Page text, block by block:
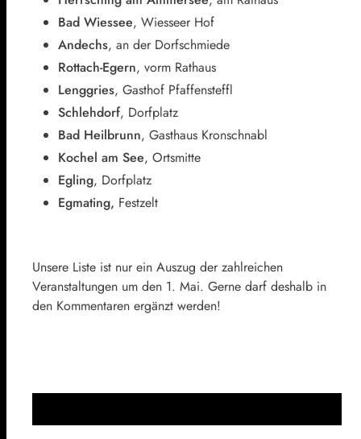
Bad Wiessee, Wiesseer Hof
Andechs, an der Dorfschmiede
Rottach-Egern, vorm Rathaus
Lenggries, Gasthof Pfaffensteffl
Schlehdorf, Dorfplatz
Bad Heilbrunn, Gasthaus Kronschnabl
Kochel am See, Ortsmitte
Egling, Dorfplatz
Egmating, Festzelt
Unsere Liste ist nur ein Auszug der zahlreichen
Veranstaltungen um den 1. Mai. Gerne darf deshalb in
den Kommentaren ergänzt werden!